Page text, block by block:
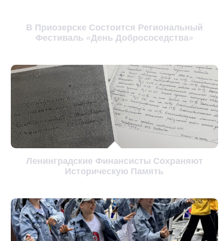
В Приозерске Состоится Региональный
Фестиваль «День Добрососедства»
Ленинградские Финансисты Сохраняют
Историческую Память